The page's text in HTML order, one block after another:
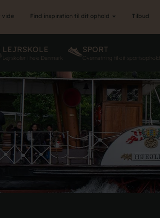
vide Find inspiration til dit ophold Tilbud
LEJRSKOLE
Lejrskoler i hele Danmark
SPORT
Overnatning til dit sportsophold